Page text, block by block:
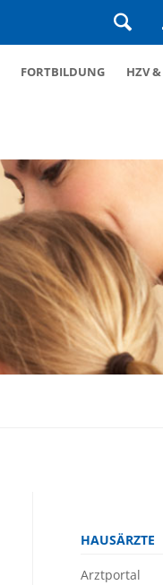
FORTBILDUNG HZV &
Navigation
HAUSÄRZTE
Arztportal